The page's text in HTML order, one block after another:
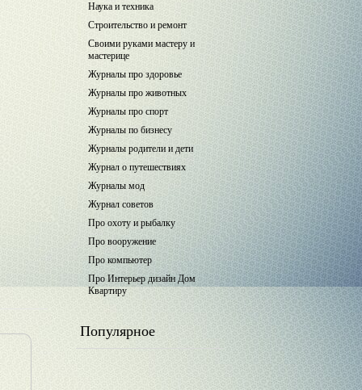
Наука и техника
Строительство и ремонт
Своими руками мастеру и
мастерице
Журналы про здоровье
Журналы про животных
Журналы про спорт
Журналы по бизнесу
Журналы родители и дети
Журнал о путешествиях
Журналы мод
Журнал советов
Про охоту и рыбалку
Про вооружение
Про компьютер
Про Интерьер дизайн Дом
Квартиру
Популярное